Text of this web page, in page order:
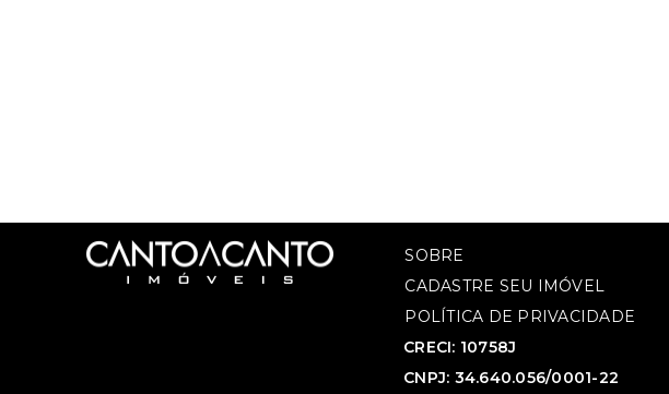
SOBRE
CADASTRE SEU IMÓVEL
POLÍTICA DE PRIVACIDADE
CRECI: 10758J
CNPJ: 34.640.056/0001-22